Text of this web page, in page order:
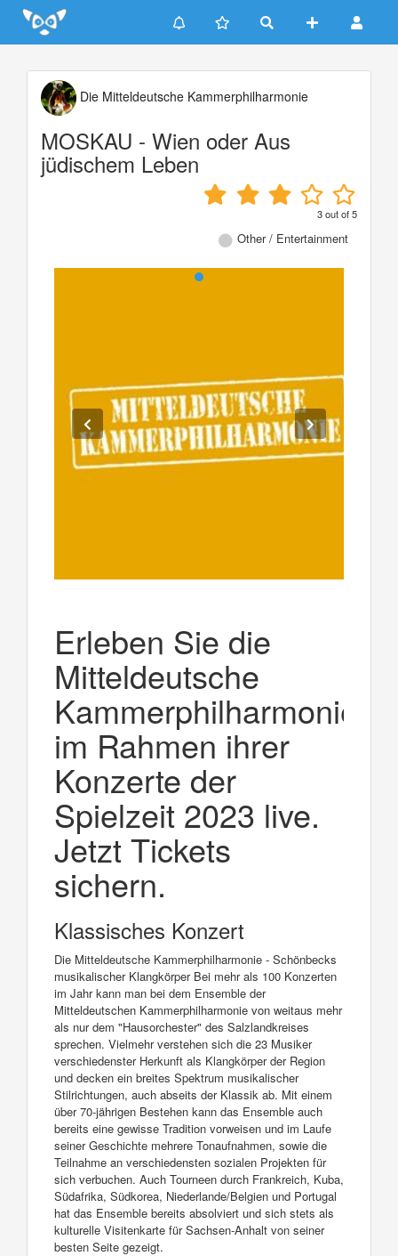
Update cookies preferences
Die Mitteldeutsche Kammerphilharmonie
MOSKAU - Wien oder Aus
jüdischem Leben
3out of5
Other / Entertainment
Erleben Sie die
Mitteldeutsche
Kammerphilharmonie
im Rahmen ihrer
Konzerte der
Spielzeit 2023 live.
Jetzt Tickets
sichern.
Klassisches Konzert
Die Mitteldeutsche Kammerphilharmonie - Schönbecks
musikalischer Klangkörper Bei mehr als 100 Konzerten
im Jahr kann man bei dem Ensemble der
Mitteldeutschen Kammerphilharmonie von weitaus mehr
als nur dem "Hausorchester" des Salzlandkreises
sprechen. Vielmehr verstehen sich die 23 Musiker
verschiedenster Herkunft als Klangkörper der Region
und decken ein breites Spektrum musikalischer
Stilrichtungen, auch abseits der Klassik ab. Mit einem
über 70-jährigen Bestehen kann das Ensemble auch
bereits eine gewisse Tradition vorweisen und im Laufe
seiner Geschichte mehrere Tonaufnahmen, sowie die
Teilnahme an verschiedensten sozialen Projekten für
sich verbuchen. Auch Tourneen durch Frankreich, Kuba,
Südafrika, Südkorea, Niederlande/Belgien und Portugal
hat das Ensemble bereits absolviert und sich stets als
kulturelle Visitenkarte für Sachsen-Anhalt von seiner
besten Seite gezeigt.